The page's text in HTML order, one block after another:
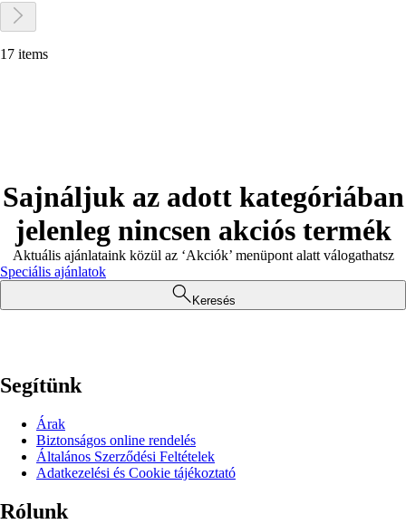
17 items
Sajnáljuk az adott kategóriában
jelenleg nincsen akciós termék
Aktuális ajánlataink közül az ‘Akciók’ menüpont alatt válogathatsz
Speciális ajánlatok
Keresés
Segítünk
Árak
Biztonságos online rendelés
Általános Szerződési Feltételek
Adatkezelési és Cookie tájékoztató
Rólunk